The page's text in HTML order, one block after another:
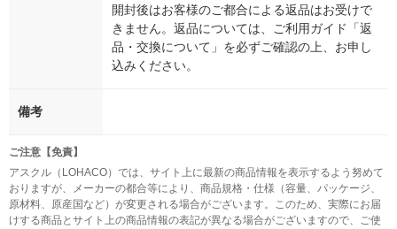
開封後はお客様のご都合による返品はお受けで
きません。返品については、ご利用ガイド「返
品・交換について」を必ずご確認の上、お申し
込みください。
備考
ご注意【免責】
アスクル（LOHACO）では、サイト上に最新の商品情報を表示するよう努めて
おりますが、メーカーの都合等により、商品規格・仕様（容量、パッケージ、
原材料、原産国など）が変更される場合がございます。このため、実際にお届
けする商品とサイト上の商品情報の表記が異なる場合がございますので、ご使